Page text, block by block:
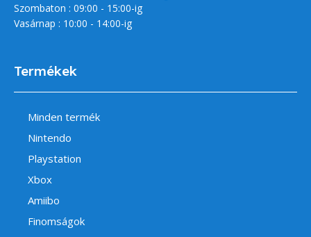
Szombaton : 09:00 - 15:00-ig
Vasárnap : 10:00 - 14:00-ig
Termékek
Minden termék
Nintendo
Playstation
Xbox
Amiibo
Finomságok